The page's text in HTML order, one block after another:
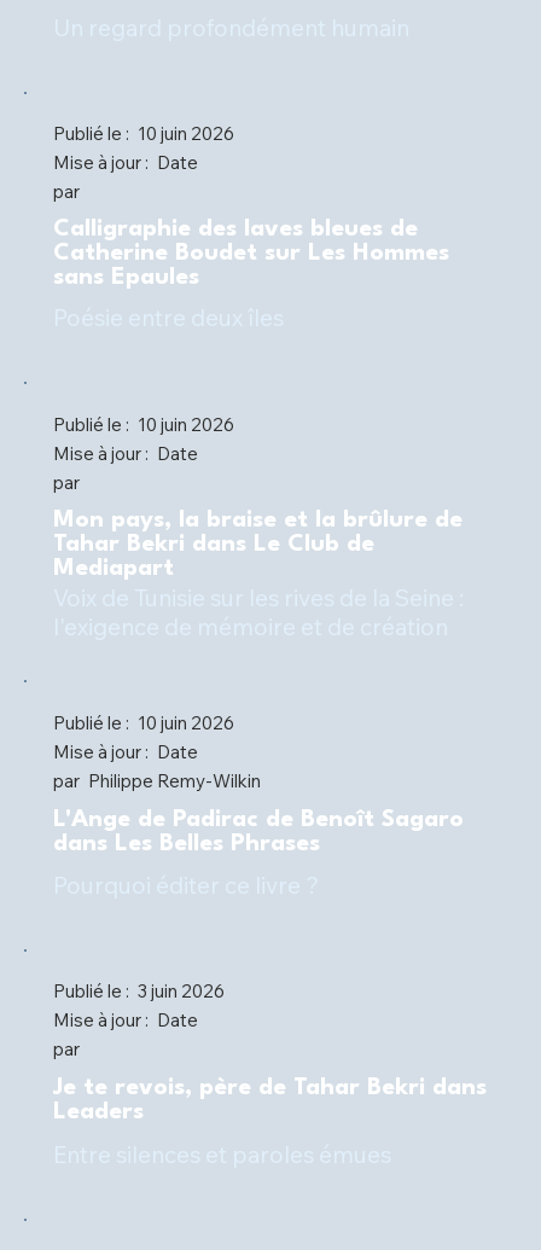
Publié le : 10 juin 2026
Mise à jour : Date
par
Calligraphie des laves bleues de
Catherine Boudet sur Les Hommes
sans Epaules
Publié le : 10 juin 2026
Mise à jour : Date
par
Mon pays, la braise et la brûlure de
Tahar Bekri dans Le Club de
Mediapart
Publié le : 10 juin 2026
Mise à jour : Date
par Philippe Remy-Wilkin
L'Ange de Padirac de Benoît Sagaro
dans Les Belles Phrases
Publié le : 3 juin 2026
Mise à jour : Date
par
Je te revois, père de Tahar Bekri dans
Leaders